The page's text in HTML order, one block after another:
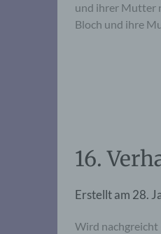
und ihrer Mutter
Bloch und ihre
16.
Erstellt am 28.
Wird nachgreicht